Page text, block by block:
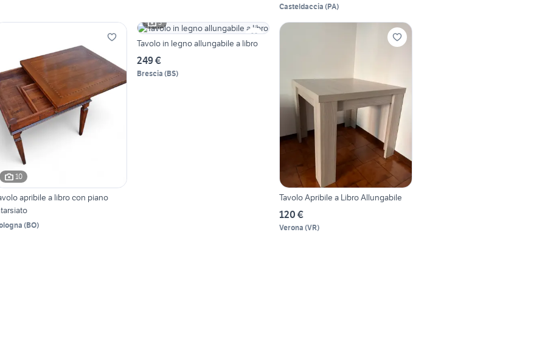
Casteldaccia (PA)
10
apribile a libro con piano
(BO)
3
Tavolo in legno allungabile a libro
249 €
Brescia (BS)
Tavolo Apribile a Libro Allungabile
120 €
Verona (VR)